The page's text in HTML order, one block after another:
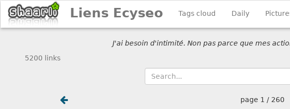
Liens Ecyseo Tags cloud Daily
J'ai besoin d'intimité. Non pas parce que mes
5200 links
page 1 / 260